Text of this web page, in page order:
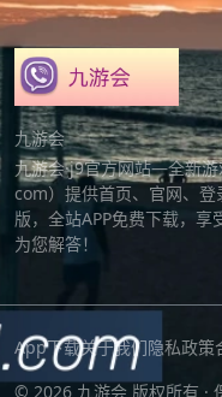
九游会
九游会·j9官方网站—全新
com）提供首页、官网、
版，全站APP免费下载，
为您解答！
App下载关于我们隐私政策
© 2026 九游会 版权所有 ·